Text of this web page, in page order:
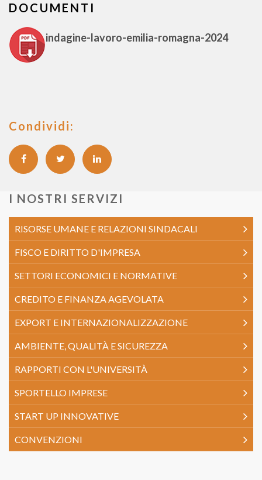
DOCUMENTI
indagine-lavoro-emilia-romagna-2024
Condividi:
I NOSTRI SERVIZI
RISORSE UMANE E RELAZIONI SINDACALI
FISCO E DIRITTO D'IMPRESA
SETTORI ECONOMICI E NORMATIVE
CREDITO E FINANZA AGEVOLATA
EXPORT E INTERNAZIONALIZZAZIONE
AMBIENTE, QUALITÀ E SICUREZZA
RAPPORTI CON L'UNIVERSITÀ
SPORTELLO IMPRESE
START UP INNOVATIVE
CONVENZIONI